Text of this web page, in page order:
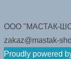
ООО "МАСТАК-
zakaz@mastak-
Proudly powered